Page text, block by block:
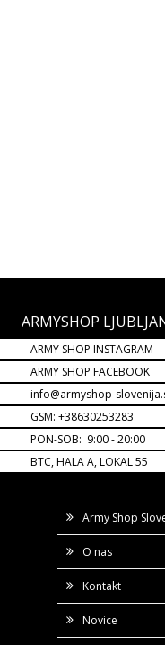
ARMYSHOP
ARMY SHOP INSTAGRAM
ARMY SHOP FACEBOOK
info@armyshop-
GSM: +38630253283
PON-SOB: 9:00 - 20:00
BTC, HALA A, LOKAL 55
Army Shop
O nas
Kontakt
Novice